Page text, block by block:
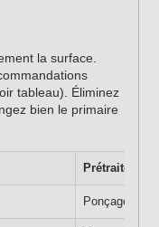
la surface.
tableau). Éliminez
bien le primaire
Prétraitement
Ponçage